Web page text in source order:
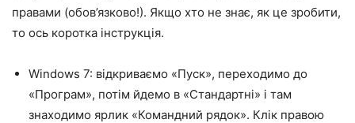
правами (обов’язково!). Якщо хто не знає, як це зробити,
то ось коротка інструкція.
Windows 7: відкриваємо «Пуск», переходимо до
«Програм», потім йдемо в «Стандартні» і там
знаходимо ярлик «Командний рядок». Клік правою